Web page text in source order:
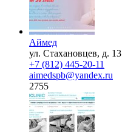
Аймед
ул. Стахановцев, д. 13
+7 (812) 445-20-11
aimedspb@yandex.ru
2755